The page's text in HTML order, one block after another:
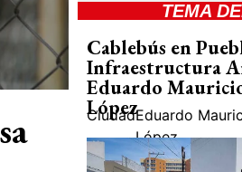
TEMA
Cablebús en
Infraestructura
Eduardo
López
CiudadEduardo
López